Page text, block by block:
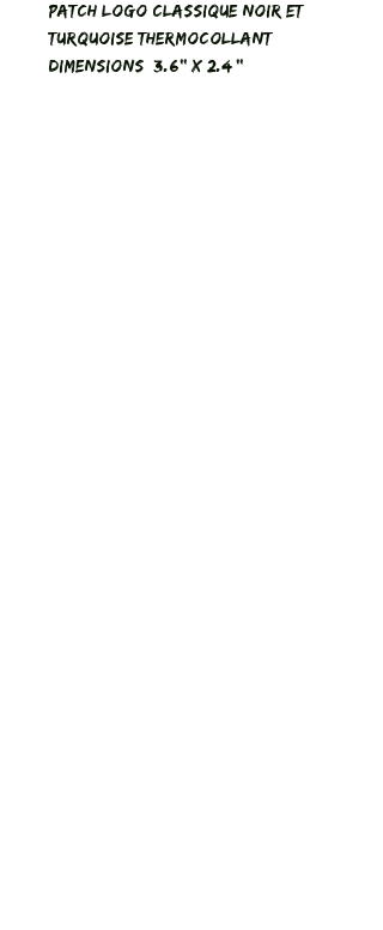
Patch Logo Classique Noir et
Turquoise Thermocollant
Dimensions: 3.6'' X 2.4 ''